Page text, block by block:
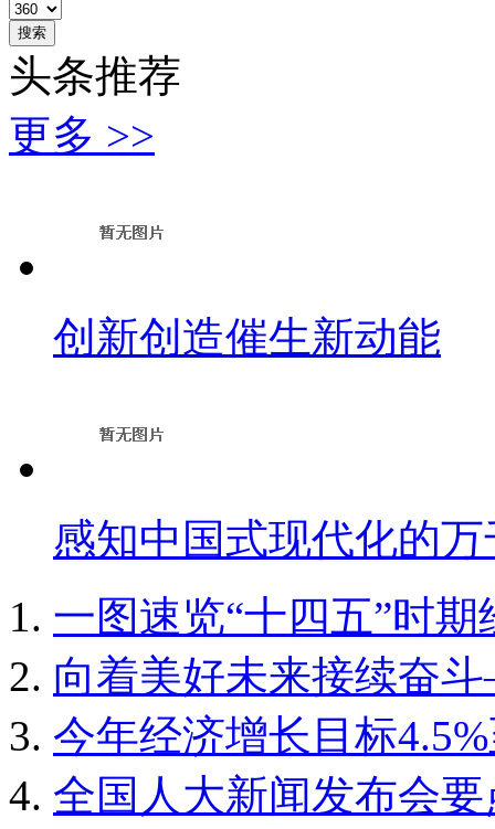
搜索
头条推荐
更多 >>
创新创造催生新动能
感知中国式现代化的
一图速览“十四五”时
向着美好未来接续奋
今年经济增长目标
全国人大新闻发布会